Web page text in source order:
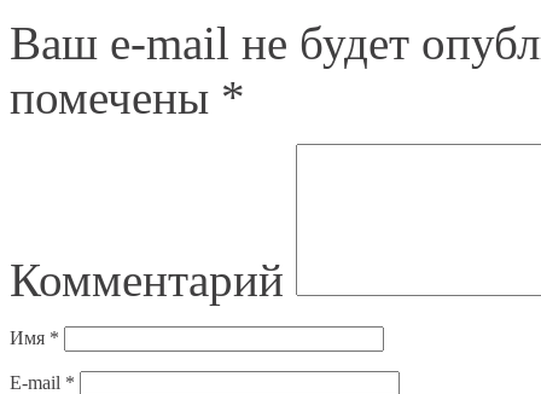
Ваш e-mail не будет
помечены *
Комментарий
Имя *
E-mail *